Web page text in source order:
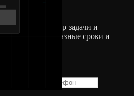
.
разбор задачи и
под разные сроки и